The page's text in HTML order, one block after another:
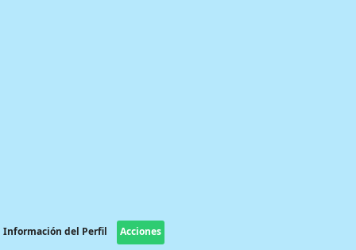
Información del Perfil Acciones